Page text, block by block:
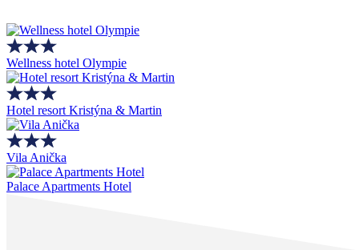
Wellness hotel Olympie
Hotel resort Kristýna & Martin
Vila Anička
Palace Apartments Hotel